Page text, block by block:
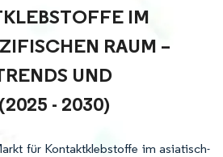
IM A
RAUM – W
UND P
- 2030)
für Kontaktklebstoffe im asiatisch-